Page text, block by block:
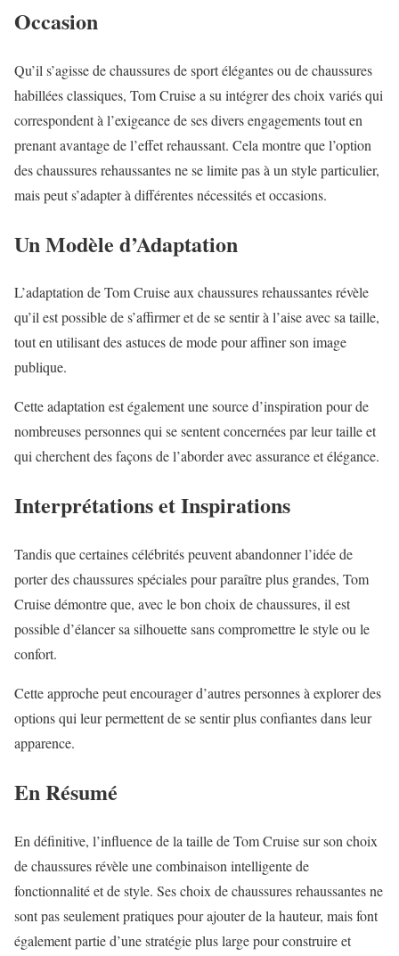
Occasion
Qu’il s’agisse de chaussures de sport élégantes ou de chaussures
habillées classiques, Tom Cruise a su intégrer des choix variés qui
correspondent à l’exigeance de ses divers engagements tout en
prenant avantage de l’effet rehaussant. Cela montre que l’option
des chaussures rehaussantes ne se limite pas à un style particulier,
mais peut s’adapter à différentes nécessités et occasions.
Un Modèle d’Adaptation
L’adaptation de Tom Cruise aux chaussures rehaussantes révèle
qu’il est possible de s’affirmer et de se sentir à l’aise avec sa taille,
tout en utilisant des astuces de mode pour affiner son image
publique.
Cette adaptation est également une source d’inspiration pour de
nombreuses personnes qui se sentent concernées par leur taille et
qui cherchent des façons de l’aborder avec assurance et élégance.
Interprétations et Inspirations
Tandis que certaines célébrités peuvent abandonner l’idée de
porter des chaussures spéciales pour paraître plus grandes, Tom
Cruise démontre que, avec le bon choix de chaussures, il est
possible d’élancer sa silhouette sans compromettre le style ou le
confort.
Cette approche peut encourager d’autres personnes à explorer des
options qui leur permettent de se sentir plus confiantes dans leur
apparence.
En Résumé
En définitive, l’influence de la taille de Tom Cruise sur son choix
de chaussures révèle une combinaison intelligente de
fonctionnalité et de style. Ses choix de chaussures rehaussantes ne
sont pas seulement pratiques pour ajouter de la hauteur, mais font
également partie d’une stratégie plus large pour construire et